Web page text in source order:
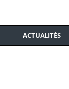
ACTUALITÉS